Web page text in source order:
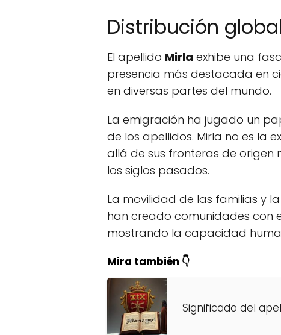
Distribución
El apellido Mirla exhibe una
presencia más destacada en
en diversas partes del mundo.
La emigración ha jugado un
de los apellidos. Mirla no es la
allá de sus fronteras de
los siglos pasados.
La movilidad de las familias y
han creado comunidades con
mostrando la capacidad
Mira también 👇
Significado del